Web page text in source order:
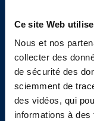
Ce site Web
Nous et nos
collecter des
de sécurité des
sciemment de
des vidéos, qui
informations à
actualités ?
INSCRIVEZ-